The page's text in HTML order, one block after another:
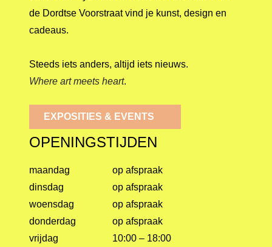
de Dordtse Voorstraat vind je kunst, design en
cadeaus.
Steeds iets anders, altijd iets nieuws.
Where art meets heart.
EXPOSITIES & EVENTS
OPENINGSTIJDEN
maandag
dinsdag
woensdag
donderdag
vrijdag
op afspraak
op afspraak
op afspraak
op afspraak
10:00 – 18:00